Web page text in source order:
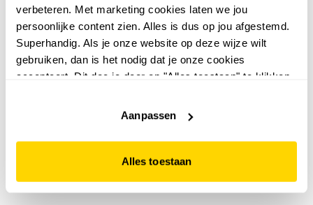
verbeteren. Met marketing cookies laten we jou
persoonlijke content zien. Alles is dus op jou afgestemd.
Superhandig. Als je onze website op deze wijze wilt
gebruiken, dan is het nodig dat je onze cookies
accepteert. Dit doe je door op "Alles toestaan" te klikken.
website niet optimaal functioneert.
Aanpassen
Alles toestaan